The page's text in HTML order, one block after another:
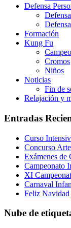
Defensa
Formación
Kung Fu
Cromos
Niños
Noticias
Fin de
Relajación y
Entradas
Curso
Concurso
Exámenes de
Campeonato
XI
Carnaval
Feliz Navidad
Nube de